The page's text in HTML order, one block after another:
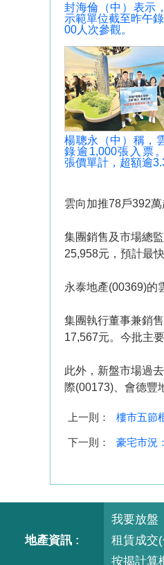
封海倫（中）表示
示範單位截至昨午
00人次參觀。
楊聰永（中）稱，
錄逾1,000張入票
張價單計，超額逾
雲向加推78戶392萬
集團銷售及市場總
25,958元，預計最
永泰地產(00369)的
集團執行董事兼銷
17,567元。今批主
此外，新盤市場過
際(00173)、會德豐
上一則： 樓市五節
下一則： 豪宅市況
地產資訊 :
我要放盤
租賃成交
按揭計算